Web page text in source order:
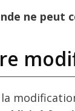
ne peut